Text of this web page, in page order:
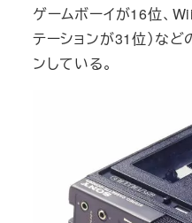
ゲームボーイが16位、
テーションが31位）な
ンしている。